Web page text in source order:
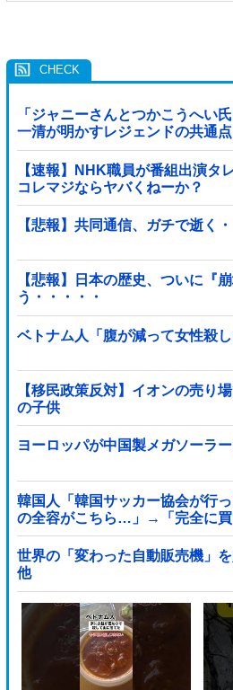
「ジャニーさんとつかこうへい
一清が明かすレジェンドの共通
【速報】NHK職員が番組出演タ
コレマジならヤバくねーか？
【悲報】共同通信、ガチで逝く
【悲報】日本の歴史、ついに『
う・・・・・
ベトナム人「腹が減って女性殺し
【移民政策反対】イオンの売り
の子供
ヨーロッパが中国製メガソーラ
韓国人「韓国サッカー協会が行
の全容がこちら…」→「完全に
ル」＝韓国の反応
世界の「変わった自動販売機」
他